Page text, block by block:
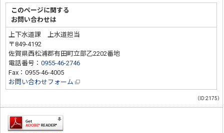
このページに関する
お問い合わせは
上下水道課 上水道担当
〒849-4192
佐賀県西松浦郡有田町立部乙2202番地
電話番号：0955-46-2746
Fax：0955-46-4005
お問い合わせフォーム
（ID:2175）